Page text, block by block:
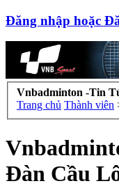
Đăng nhập hoặc
Vnbadminton -Tin
Trang chủ Thành viên
Đàn Cầu